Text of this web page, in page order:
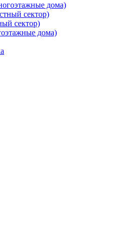
дома)
сектор)
сектор)
дома)